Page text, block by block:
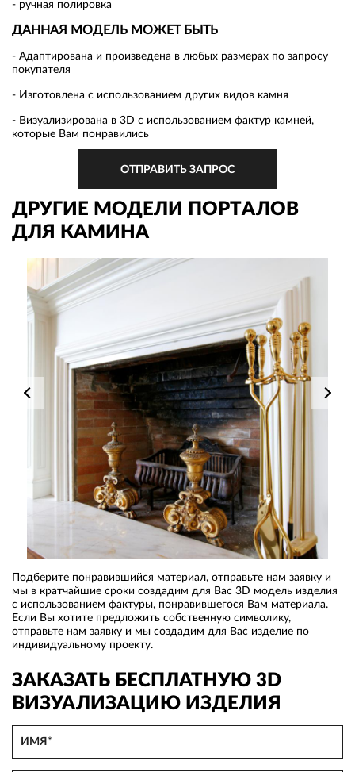
- ручная полировка
ДАННАЯ МОДЕЛЬ МОЖЕТ БЫТЬ
- Адаптирована и произведена в любых размерах по запросу
покупателя
- Изготовлена с использованием других видов камня
- Визуализирована в 3D с использованием фактур камней,
которые Вам понравились
ОТПРАВИТЬ ЗАПРОС
ДРУГИЕ МОДЕЛИ ПОРТАЛОВ
ДЛЯ КАМИНА
Подберите понравившийся материал, отправьте нам заявку и
мы в кратчайшие сроки создадим для Вас 3D модель изделия
с использованием фактуры, понравившегося Вам материала.
Если Вы хотите предложить собственную символику,
отправьте нам заявку и мы создадим для Вас изделие по
индивидуальному проекту.
ЗАКАЗАТЬ БЕСПЛАТНУЮ 3D
ВИЗУАЛИЗАЦИЮ ИЗДЕЛИЯ